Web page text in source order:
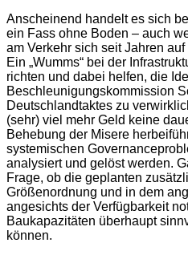
Anscheinend handelt es sich
ein Fass ohne Boden – auch
am Verkehr sich seit Jahren
Ein „Wumms“ bei der
richten und dabei helfen, die
Beschleunigungskommission
Deutschlandtaktes zu
(sehr) viel mehr Geld keine
Behebung der Misere
systemischen
analysiert und gelöst werden.
Frage, ob die geplanten
Größenordnung und in dem
angesichts der Verfügbarkeit
Baukapazitäten überhaupt
können.